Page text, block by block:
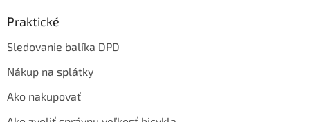
Praktické
Sledovanie balíka DPD
Nákup na splátky
Ako nakupovať